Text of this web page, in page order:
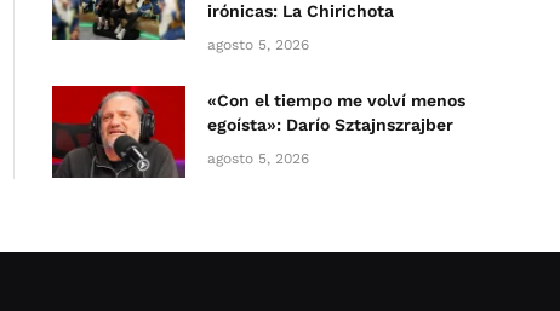
irónicas: La Chirichota
agosto 5, 2026
«Con el tiempo me volví menos
egoísta»: Darío Sztajnszrajber
agosto 5, 2026